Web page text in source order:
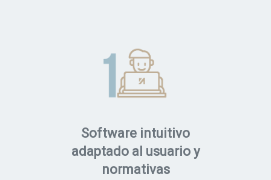
Software intuitivo
adaptado al usuario y
normativas